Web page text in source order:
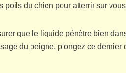
poils du chien pour atterrir sur
que le liquide pénètre bien
du peigne, plongez ce